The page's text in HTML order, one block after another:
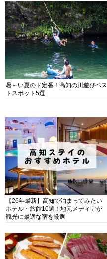
暑～い夏のド定番！高知の川遊びベス
トスポット5選
【26年最新】高知で泊まってみたい
ホテル・旅館10選！地元メディアが
観光に最適な宿を厳選